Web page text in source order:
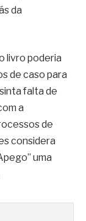
da
livro poderia
de caso para
falta de
a
de
considera
uma